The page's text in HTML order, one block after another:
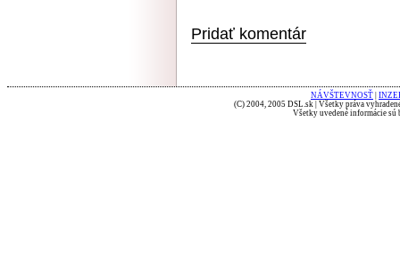
Pridať komentár
NÁVŠTEVNOSŤ
(C) 2004, 2005 DSL.sk | Všetky práva
Všetky uvedené informácie sú